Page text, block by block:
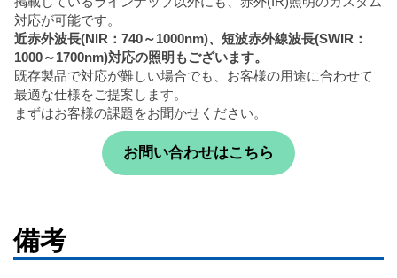
対応が可能です。
近赤外波長(NIR：740～1000nm)、短波赤外線波長(SWIR：
1000～1700nm)対応の照明もございます。
既存製品で対応が難しい場合でも、お客様の用途に合わせて
最適な仕様をご提案します。
まずはお客様の課題をお聞かせください。
お問い合わせはこちら
備考